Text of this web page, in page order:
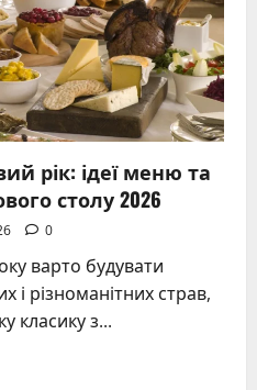
рік: ідеї меню та
столу 2026
0
варто будувати
і різноманітних страв,
класику з...